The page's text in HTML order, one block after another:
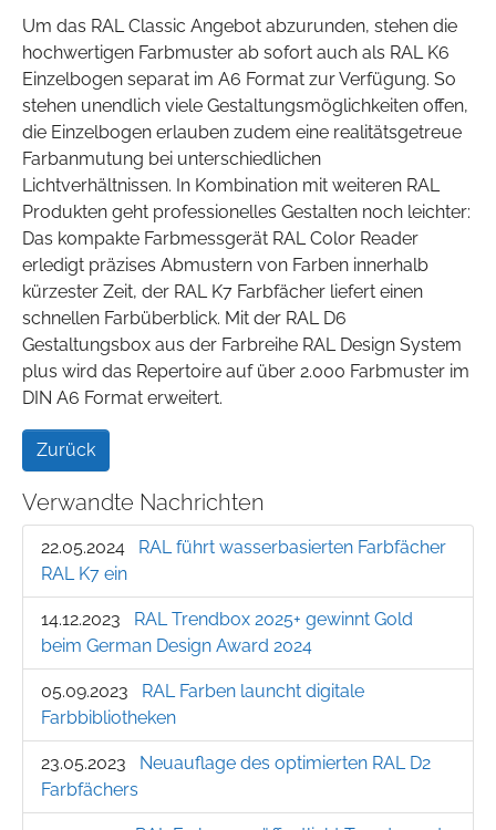
Um das RAL Classic Angebot abzurunden, stehen die
hochwertigen Farbmuster ab sofort auch als RAL K6
Einzelbogen separat im A6 Format zur Verfügung. So
stehen unendlich viele Gestaltungsmöglichkeiten offen,
die Einzelbogen erlauben zudem eine realitätsgetreue
Farbanmutung bei unterschiedlichen
Lichtverhältnissen. In Kombination mit weiteren RAL
Produkten geht professionelles Gestalten noch leichter:
Das kompakte Farbmessgerät RAL Color Reader
erledigt präzises Abmustern von Farben innerhalb
kürzester Zeit, der RAL K7 Farbfächer liefert einen
schnellen Farbüberblick. Mit der RAL D6
Gestaltungsbox aus der Farbreihe RAL Design System
plus wird das Repertoire auf über 2.000 Farbmuster im
DIN A6 Format erweitert.
Zurück
Verwandte Nachrichten
22.05.2024
RAL führt wasserbasierten Farbfächer
RAL K7 ein
14.12.2023
RAL Trendbox 2025+ gewinnt Gold
beim German Design Award 2024
05.09.2023
RAL Farben launcht digitale
Farbbibliotheken
23.05.2023
Neuauflage des optimierten RAL D2
Farbfächers